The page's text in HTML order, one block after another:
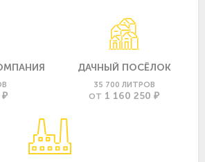
ДАЧНЫЙ ПОСЁЛОК
35 700 ЛИТРОВ
ОТ 1 160 250 ₽